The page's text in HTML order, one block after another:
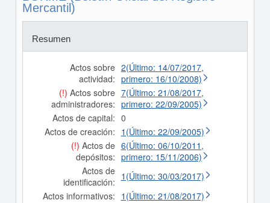
Mercantil)
Resumen
Actos sobre
actividad:
2(Último: 14/07/2017,
primero: 16/10/2008)
(!) Actos sobre
administradores:
7(Último: 21/08/2017,
primero: 22/09/2005)
Actos de capital: 0
Actos de creación: 1(Último: 22/09/2005)
(!) Actos de
depósitos:
6(Último: 06/10/2011,
primero: 15/11/2006)
Actos de
identificación: 1(Último: 30/03/2017)
Actos informativos: 1(Último: 21/08/2017)